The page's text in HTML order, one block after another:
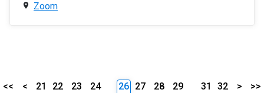
Zoom
<< < 21 22 23
24
26 27 28
29
31 32 > >>